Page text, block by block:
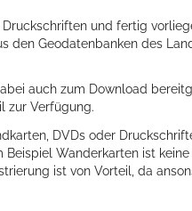
und fertig
den Geodatenbanken des
auch zum Download
zur Verfügung.
DVDs oder
Wanderkarten ist
ist von Vorteil, da